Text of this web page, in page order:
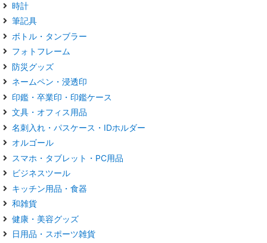
時計
筆記具
ボトル・タンブラー
フォトフレーム
防災グッズ
ネームペン・浸透印
印鑑・卒業印・印鑑ケース
文具・オフィス用品
名刺入れ・パスケース・IDホルダー
オルゴール
スマホ・タブレット・PC用品
ビジネスツール
キッチン用品・食器
和雑貨
健康・美容グッズ
日用品・スポーツ雑貨